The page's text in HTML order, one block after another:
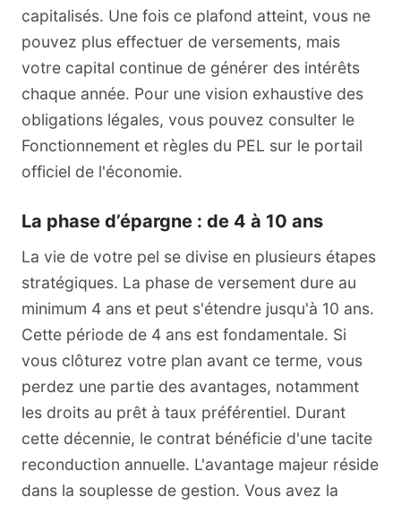
capitalisés. Une fois ce plafond atteint, vous ne
pouvez plus effectuer de versements, mais
votre capital continue de générer des intérêts
chaque année. Pour une vision exhaustive des
obligations légales, vous pouvez consulter le
Fonctionnement et règles du PEL sur le portail
officiel de l'économie.
La phase d’épargne : de 4 à 10 ans
La vie de votre pel se divise en plusieurs étapes
stratégiques. La phase de versement dure au
minimum 4 ans et peut s'étendre jusqu'à 10 ans.
Cette période de 4 ans est fondamentale. Si
vous clôturez votre plan avant ce terme, vous
perdez une partie des avantages, notamment
les droits au prêt à taux préférentiel. Durant
cette décennie, le contrat bénéficie d'une tacite
reconduction annuelle. L'avantage majeur réside
dans la souplesse de gestion. Vous avez la